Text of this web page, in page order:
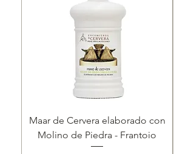
Maar de Cervera elaborado con
Molino de Piedra - Frantoio